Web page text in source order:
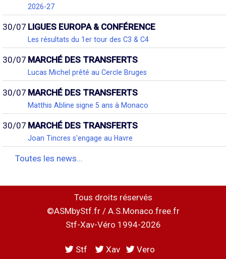
2026-27
30/07 LIGUES EUROPA & CONFÉRENCE
Les résultats du 1er tour des C3 & C4
30/07 MARCHÉ DES TRANSFERTS
Lucas Michel prêté au Cercle Bruges
30/07 MARCHÉ DES TRANSFERTS
Matthis Abline signe 5 ans à Monaco
30/07 MARCHÉ DES TRANSFERTS
Joan Tincres s'engage au Havre
Toutes les news...
Tous droits réservés
©ASMbyStf.fr / A.S.Monaco.free.fr
Stf-Xav-Véro 1994-2026
Stf Xav Vero